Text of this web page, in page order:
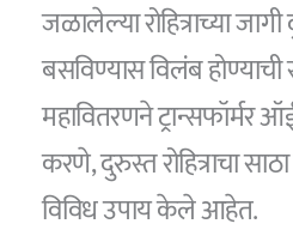
जळालेल्या रोहित्राच्या जागी
बसविण्यास विलंब होण्याची
महावितरणने ट्रान्सफॉर्मर
करणे, दुरुस्त रोहित्राचा
विविध उपाय केले आहेत.